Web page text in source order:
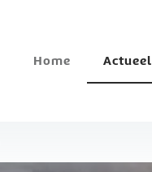
Home Actueel